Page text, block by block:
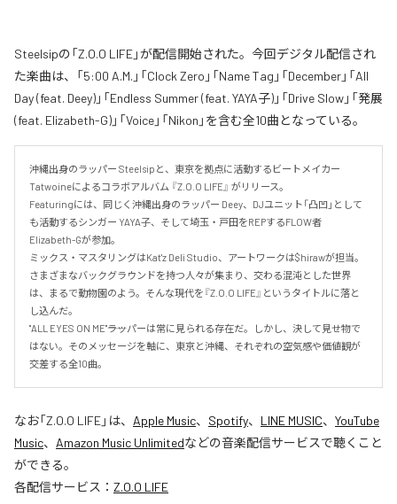
Steelsipの「Z.O.O LIFE」が配信開始された。今回デジタル配信され
た楽曲は、「5:00 A.M.」「Clock Zero」「Name Tag」「December」「All
Day (feat. Deey)」「Endless Summer (feat. YAYA子)」「Drive Slow」「発展
(feat. Elizabeth-G)」「Voice」「Nikon」を含む全10曲となっている。
沖縄出身のラッパー Steelsipと、東京を拠点に活動するビートメイカー
Tatwoineによるコラボアルバム 『Z.O.O LIFE』 がリリース。
Featuringには、同じく沖縄出身のラッパー Deey、DJユニット「凸凹」として
も活動するシンガー YAYA子、そして埼玉・戸田をREPするFLOW者
Elizabeth-Gが参加。
ミックス・マスタリングはKat'z Deli Studio、アートワークは$hirawが担当。
さまざまなバックグラウンドを持つ人々が集まり、交わる混沌とした世界
は、まるで動物園のよう。そんな現代を『Z.O.O LIFE』というタイトルに落と
し込んだ。
"ALL EYES ON ME"――ラッパーは常に見られる存在だ。しかし、決して見せ物で
はない。そのメッセージを軸に、東京と沖縄、それぞれの空気感や価値観が
交差する全10曲。
なお「Z.O.O LIFE」は、 Apple Music、 Spotify、 LINE MUSIC、 YouTube
Music、 Amazon Music Unlimitedなどの音楽配信サービスで聴くこと
ができる。
各配信サービス： Z.O.O LIFE